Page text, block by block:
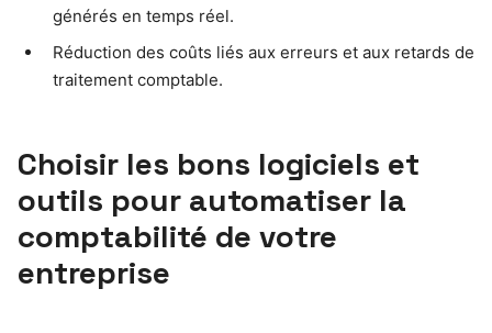
générés en temps réel.
Réduction des coûts liés aux erreurs et aux retards de
traitement comptable.
Choisir les bons logiciels et
outils pour automatiser la
comptabilité de votre
entreprise